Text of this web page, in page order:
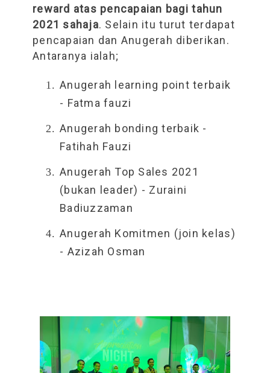
reward atas pencapaian bagi tahun
2021 sahaja. Selain itu turut terdapat
pencapaian dan Anugerah diberikan.
Antaranya ialah;
Anugerah learning point terbaik
- Fatma fauzi
Anugerah bonding terbaik -
Fatihah Fauzi
Anugerah Top Sales 2021
(bukan leader) - Zuraini
Badiuzzaman
Anugerah Komitmen (join kelas)
- Azizah Osman